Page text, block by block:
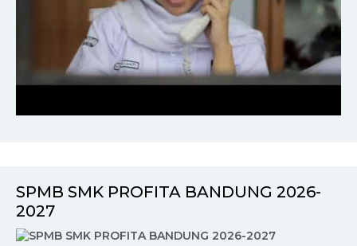
SPMB SMK PROFITA BANDUNG 2026-
2027